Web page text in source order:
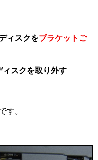
ィスクをブラケットご
スクを取り外す
す。